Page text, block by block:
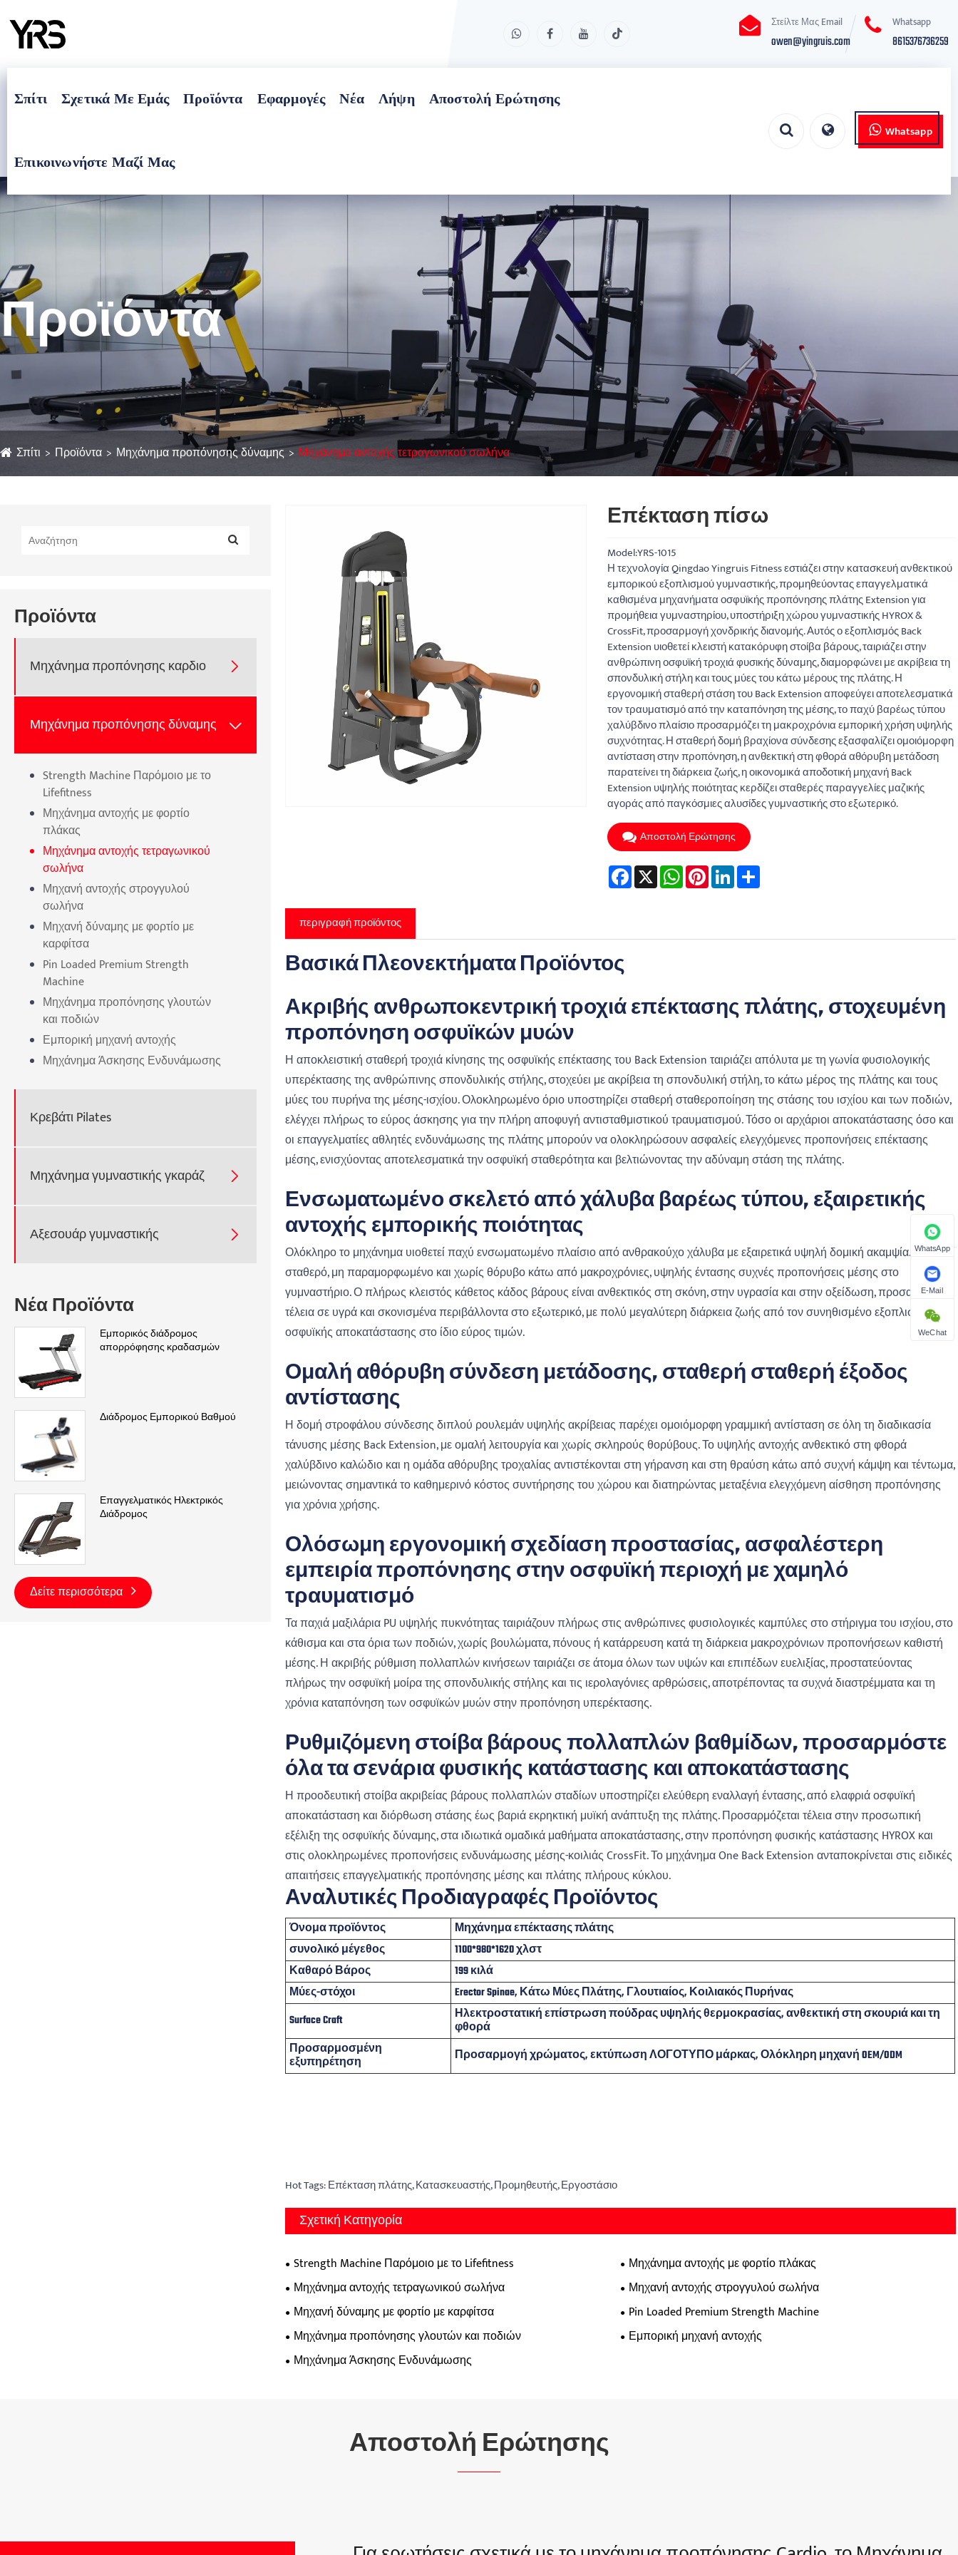
Στείλτε Μας Email
owen@yingruis.com
Whatsapp
8615376736259
Σπίτι Σχετικά Με Εμάς Προϊόντα Εφαρμογές Νέα Λήψη Αποστολή Ερώτησης
Επικοινωνήστε Μαζί Μας
Whatsapp
Προϊόντα
Σπίτι Προϊόντα Μηχάνημα προπόνησης δύναμης Μηχάνημα αντοχής τετραγωνικού σωλήνα
Προϊόντα
Μηχάνημα προπόνησης καρδιο 
Μηχάνημα προπόνησης δύναμης 
Strength Machine Παρόμοιο με το
Lifefitness
Μηχάνημα αντοχής με φορτίο
πλάκας
Μηχάνημα αντοχής τετραγωνικού
σωλήνα
Μηχανή αντοχής στρογγυλού
σωλήνα
Μηχανή δύναμης με φορτίο με
καρφίτσα
Pin Loaded Premium Strength
Machine
Μηχάνημα προπόνησης γλουτών
και ποδιών
Εμπορική μηχανή αντοχής
Μηχάνημα Άσκησης Ενδυνάμωσης
Κρεβάτι Pilates
Μηχάνημα γυμναστικής γκαράζ 
Αξεσουάρ γυμναστικής 
Νέα Προϊόντα
Εμπορικός διάδρομος
απορρόφησης κραδασμών
Διάδρομος Εμπορικού Βαθμού
Επαγγελματικός Ηλεκτρικός
Διάδρομος
Δείτε περισσότερα
Επέκταση πίσω
Model:YRS-1015
Η τεχνολογία Qingdao Yingruis Fitness εστιάζει στην κατασκευή ανθεκτικού
εμπορικού εξοπλισμού γυμναστικής, προμηθεύοντας επαγγελματικά
καθισμένα μηχανήματα οσφυϊκής προπόνησης πλάτης Extension για
προμήθεια γυμναστηρίου, υποστήριξη χώρου γυμναστικής HYROX &
CrossFit, προσαρμογή χονδρικής διανομής. Αυτός ο εξοπλισμός Back
Extension υιοθετεί κλειστή κατακόρυφη στοίβα βάρους, ταιριάζει στην
ανθρώπινη οσφυϊκή τροχιά φυσικής δύναμης, διαμορφώνει με ακρίβεια τη
σπονδυλική στήλη και τους μύες του κάτω μέρους της πλάτης. Η
εργονομική σταθερή στάση του Back Extension αποφεύγει αποτελεσματικά
τον τραυματισμό από την καταπόνηση της μέσης, το παχύ βαρέως τύπου
χαλύβδινο πλαίσιο προσαρμόζει τη μακροχρόνια εμπορική χρήση υψηλής
συχνότητας. Η σταθερή δομή βραχίονα σύνδεσης εξασφαλίζει ομοιόμορφη
αντίσταση στην προπόνηση, η ανθεκτική στη φθορά αθόρυβη μετάδοση
παρατείνει τη διάρκεια ζωής, η οικονομικά αποδοτική μηχανή Back
Extension υψηλής ποιότητας κερδίζει σταθερές παραγγελίες μαζικής
αγοράς από παγκόσμιες αλυσίδες γυμναστικής στο εξωτερικό.
Αποστολή Ερώτησης
Facebook
X WhatsAppPinterestLinkedInShare
περιγραφή προϊόντος
Βασικά Πλεονεκτήματα Προϊόντος
Ακριβής ανθρωποκεντρική τροχιά επέκτασης πλάτης, στοχευμένη
προπόνηση οσφυϊκών μυών
Η αποκλειστική σταθερή τροχιά κίνησης της οσφυϊκής επέκτασης του Back Extension ταιριάζει απόλυτα με τη γωνία φυσιολογικής
υπερέκτασης της ανθρώπινης σπονδυλικής στήλης, στοχεύει με ακρίβεια τη σπονδυλική στήλη, το κάτω μέρος της πλάτης και τους
μύες του πυρήνα της μέσης-ισχίου. Ολοκληρωμένο όριο υποστηρίζει σταθερή σταθεροποίηση της στάσης του ισχίου και των ποδιών,
ελέγχει πλήρως το εύρος άσκησης για την πλήρη αποφυγή αντισταθμιστικού τραυματισμού. Τόσο οι αρχάριοι αποκατάστασης όσο και
οι επαγγελματίες αθλητές ενδυνάμωσης της πλάτης μπορούν να ολοκληρώσουν ασφαλείς ελεγχόμενες προπονήσεις επέκτασης
μέσης, ενισχύοντας αποτελεσματικά την οσφυϊκή σταθερότητα και βελτιώνοντας την αδύναμη στάση της πλάτης.
Ενσωματωμένο σκελετό από χάλυβα βαρέως τύπου, εξαιρετικής
αντοχής εμπορικής ποιότητας
Ολόκληρο το μηχάνημα υιοθετεί παχύ ενσωματωμένο πλαίσιο από ανθρακούχο χάλυβα με εξαιρετικά υψηλή δομική ακαμψία. Διατηρεί
σταθερό, μη παραμορφωμένο και χωρίς θόρυβο κάτω από μακροχρόνιες, υψηλής έντασης συχνές προπονήσεις μέσης στο
γυμναστήριο. Ο πλήρως κλειστός κάθετος κάδος βάρους είναι ανθεκτικός στη σκόνη, στην υγρασία και στην οξείδωση, προσαρμόζεται
τέλεια σε υγρά και σκονισμένα περιβάλλοντα στο εξωτερικό, με πολύ μεγαλύτερη διάρκεια ζωής από τον συνηθισμένο εξοπλισμό
οσφυϊκής αποκατάστασης στο ίδιο εύρος τιμών.
Ομαλή αθόρυβη σύνδεση μετάδοσης, σταθερή σταθερή έξοδος
αντίστασης
Η δομή στροφάλου σύνδεσης διπλού ρουλεμάν υψηλής ακρίβειας παρέχει ομοιόμορφη γραμμική αντίσταση σε όλη τη διαδικασία
τάνυσης μέσης Back Extension, με ομαλή λειτουργία και χωρίς σκληρούς θορύβους. Το υψηλής αντοχής ανθεκτικό στη φθορά
χαλύβδινο καλώδιο και η ομάδα αθόρυβης τροχαλίας αντιστέκονται στη γήρανση και στη θραύση κάτω από συχνή κάμψη και τέντωμα,
μειώνοντας σημαντικά το καθημερινό κόστος συντήρησης του χώρου και διατηρώντας μεταξένια ελεγχόμενη αίσθηση προπόνησης
για χρόνια χρήσης.
Ολόσωμη εργονομική σχεδίαση προστασίας, ασφαλέστερη
εμπειρία προπόνησης στην οσφυϊκή περιοχή με χαμηλό
τραυματισμό
Τα παχιά μαξιλάρια PU υψηλής πυκνότητας ταιριάζουν πλήρως στις ανθρώπινες φυσιολογικές καμπύλες στο στήριγμα του ισχίου, στο
κάθισμα και στα όρια των ποδιών, χωρίς βουλώματα, πόνους ή κατάρρευση κατά τη διάρκεια μακροχρόνιων προπονήσεων καθιστή
μέσης. Η ακριβής ρύθμιση πολλαπλών κινήσεων ταιριάζει σε άτομα όλων των υψών και επιπέδων ευελιξίας, προστατεύοντας
πλήρως την οσφυϊκή μοίρα της σπονδυλικής στήλης και τις ιερολαγόνιες αρθρώσεις, αποτρέποντας τα συχνά διαστρέμματα και τη
χρόνια καταπόνηση των οσφυϊκών μυών στην προπόνηση υπερέκτασης.
Ρυθμιζόμενη στοίβα βάρους πολλαπλών βαθμίδων, προσαρμόστε
όλα τα σενάρια φυσικής κατάστασης και αποκατάστασης
Η προοδευτική στοίβα ακριβείας βάρους πολλαπλών σταδίων υποστηρίζει ελεύθερη εναλλαγή έντασης, από ελαφριά οσφυϊκή
αποκατάσταση και διόρθωση στάσης έως βαριά εκρηκτική μυϊκή ανάπτυξη της πλάτης. Προσαρμόζεται τέλεια στην προσωπική
εξέλιξη της οσφυϊκής δύναμης, στα ιδιωτικά ομαδικά μαθήματα αποκατάστασης, στην προπόνηση φυσικής κατάστασης HYROX και
στις ολοκληρωμένες προπονήσεις ενδυνάμωσης μέσης-κοιλιάς CrossFit. Το μηχάνημα One Back Extension ανταποκρίνεται στις ειδικές
απαιτήσεις επαγγελματικής προπόνησης μέσης και πλάτης πλήρους κύκλου.
Αναλυτικές Προδιαγραφές Προϊόντος
Όνομα προϊόντος
Μηχάνημα επέκτασης πλάτης
συνολικό μέγεθος
1100*980*1620 χλστ
Καθαρό Βάρος
199 κιλά
Μύες-στόχοι
Erector Spinae, Κάτω Μύες Πλάτης, Γλουτιαίος, Κοιλιακός Πυρήνας
Surface Craft
Ηλεκτροστατική επίστρωση πούδρας υψηλής θερμοκρασίας, ανθεκτική στη σκουριά και τη
φθορά
Προσαρμοσμένη
εξυπηρέτηση
Προσαρμογή χρώματος, εκτύπωση ΛΟΓΟΤΥΠΟ μάρκας, Ολόκληρη μηχανή OEM/ODM
Hot Tags: Επέκταση πλάτης, Κατασκευαστής, Προμηθευτής, Εργοστάσιο
Σχετική Κατηγορία
Strength Machine Παρόμοιο με το Lifefitness
Μηχάνημα αντοχής με φορτίο πλάκας
Μηχάνημα αντοχής τετραγωνικού σωλήνα
Μηχανή αντοχής στρογγυλού σωλήνα
Μηχανή δύναμης με φορτίο με καρφίτσα
Pin Loaded Premium Strength Machine
Μηχάνημα προπόνησης γλουτών και ποδιών
Εμπορική μηχανή αντοχής
Μηχάνημα Άσκησης Ενδυνάμωσης
Αποστολή Ερώτησης
WhatsApp
E-Mail
WeChat